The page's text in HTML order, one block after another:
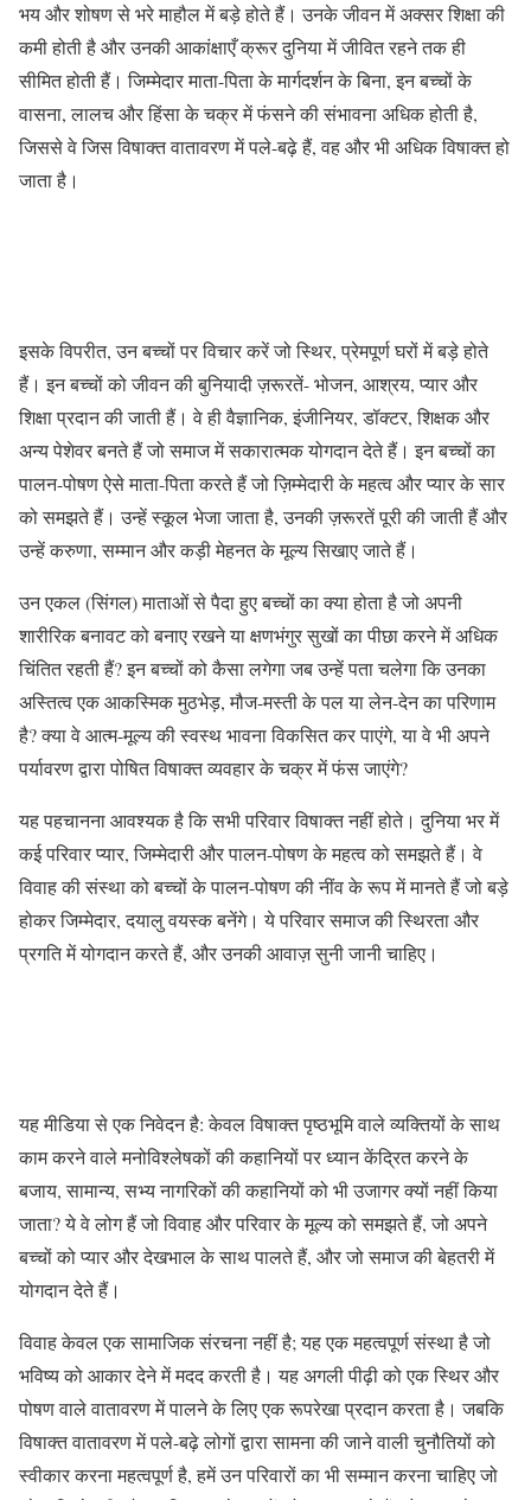
भय और शोषण से भरे माहौल में बड़े होते हैं। उनके जीवन में अक्सर शिक्षा की
कमी होती है और उनकी आकांक्षाएँ क्रूर दुनिया में जीवित रहने तक ही
सीमित होती हैं। जिम्मेदार माता-पिता के मार्गदर्शन के बिना, इन बच्चों के
वासना, लालच और हिंसा के चक्र में फंसने की संभावना अधिक होती है,
जिससे वे जिस विषाक्त वातावरण में पले-बढ़े हैं, वह और भी अधिक विषाक्त हो
जाता है।
इसके विपरीत, उन बच्चों पर विचार करें जो स्थिर, प्रेमपूर्ण घरों में बड़े होते
हैं। इन बच्चों को जीवन की बुनियादी ज़रूरतें- भोजन, आश्रय, प्यार और
शिक्षा प्रदान की जाती हैं। वे ही वैज्ञानिक, इंजीनियर, डॉक्टर, शिक्षक और
अन्य पेशेवर बनते हैं जो समाज में सकारात्मक योगदान देते हैं। इन बच्चों का
पालन-पोषण ऐसे माता-पिता करते हैं जो ज़िम्मेदारी के महत्व और प्यार के सार
को समझते हैं। उन्हें स्कूल भेजा जाता है, उनकी ज़रूरतें पूरी की जाती हैं और
उन्हें करुणा, सम्मान और कड़ी मेहनत के मूल्य सिखाए जाते हैं।
उन एकल (सिंगल) माताओं से पैदा हुए बच्चों का क्या होता है जो अपनी
शारीरिक बनावट को बनाए रखने या क्षणभंगुर सुखों का पीछा करने में अधिक
चिंतित रहती हैं? इन बच्चों को कैसा लगेगा जब उन्हें पता चलेगा कि उनका
अस्तित्व एक आकस्मिक मुठभेड़, मौज-मस्ती के पल या लेन-देन का परिणाम
है? क्या वे आत्म-मूल्य की स्वस्थ भावना विकसित कर पाएंगे, या वे भी अपने
पर्यावरण द्वारा पोषित विषाक्त व्यवहार के चक्र में फंस जाएंगे?
यह पहचानना आवश्यक है कि सभी परिवार विषाक्त नहीं होते। दुनिया भर में
कई परिवार प्यार, जिम्मेदारी और पालन-पोषण के महत्व को समझते हैं। वे
विवाह की संस्था को बच्चों के पालन-पोषण की नींव के रूप में मानते हैं जो बड़े
होकर जिम्मेदार, दयालु वयस्क बनेंगे। ये परिवार समाज की स्थिरता और
प्रगति में योगदान करते हैं, और उनकी आवाज़ सुनी जानी चाहिए।
यह मीडिया से एक निवेदन है: केवल विषाक्त पृष्ठभूमि वाले व्यक्तियों के साथ
काम करने वाले मनोविश्लेषकों की कहानियों पर ध्यान केंद्रित करने के
बजाय, सामान्य, सभ्य नागरिकों की कहानियों को भी उजागर क्यों नहीं किया
जाता? ये वे लोग हैं जो विवाह और परिवार के मूल्य को समझते हैं, जो अपने
बच्चों को प्यार और देखभाल के साथ पालते हैं, और जो समाज की बेहतरी में
योगदान देते हैं।
विवाह केवल एक सामाजिक संरचना नहीं है; यह एक महत्वपूर्ण संस्था है जो
भविष्य को आकार देने में मदद करती है। यह अगली पीढ़ी को एक स्थिर और
पोषण वाले वातावरण में पालने के लिए एक रूपरेखा प्रदान करता है। जबकि
विषाक्त वातावरण में पले-बढ़े लोगों द्वारा सामना की जाने वाली चुनौतियों को
स्वीकार करना महत्वपूर्ण है, हमें उन परिवारों का भी सम्मान करना चाहिए जो